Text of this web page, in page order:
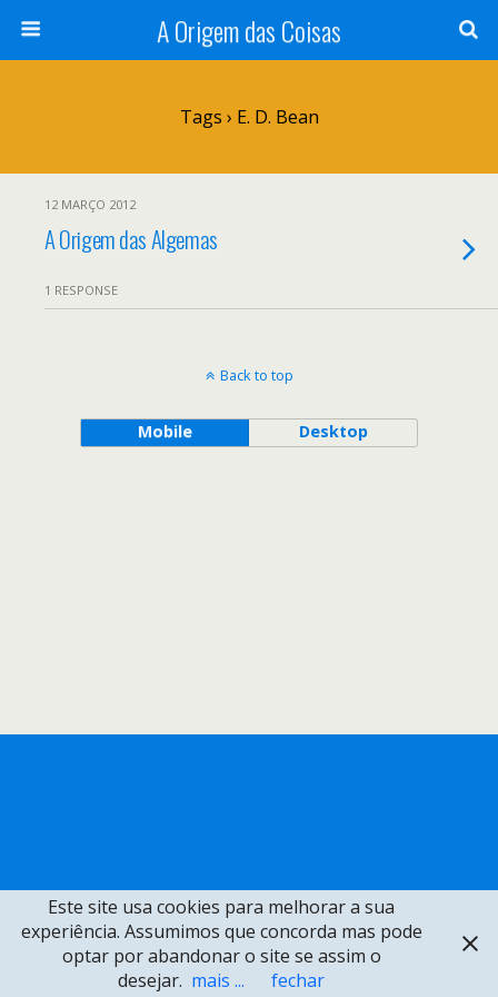
A Origem das Coisas
Tags › E. D. Bean
12 MARÇO 2012
A Origem das Algemas
1 RESPONSE
Back to top
Mobile Desktop
Este site usa cookies para melhorar a sua
experiência. Assumimos que concorda mas pode
optar por abandonar o site se assim o
desejar. mais ... fechar